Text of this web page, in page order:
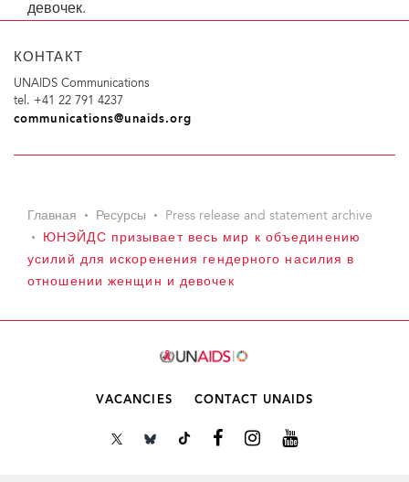
девочек.
КОНТАКТ
UNAIDS Communications
tel. +41 22 791 4237
communications@unaids.org
Главная Ресурсы
Press release and statement archive
ЮНЭЙДС призывает весь мир к объединению
усилий для искоренения гендерного насилия в
отношении женщин и девочек
VACANCIES CONTACT UNAIDS